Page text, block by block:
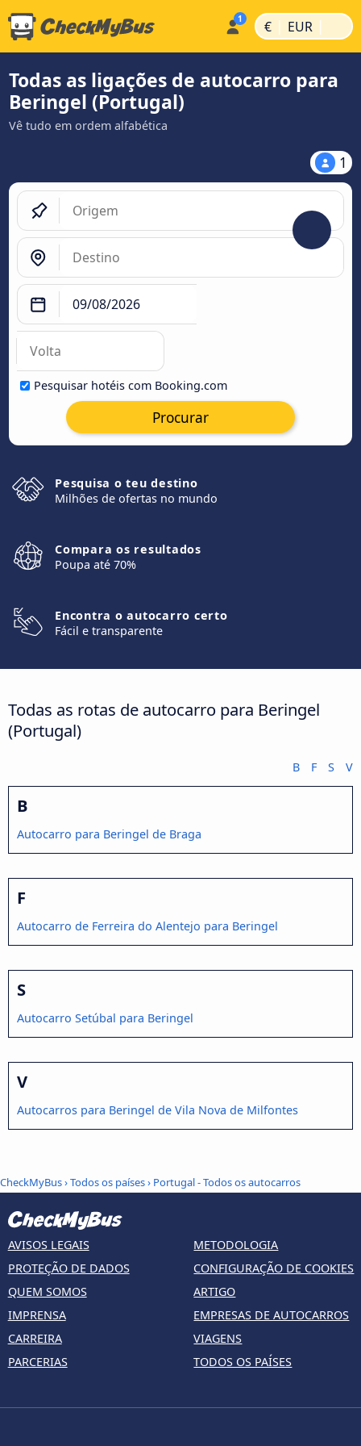
€ | EUR |
Todas as ligações de autocarro para
Beringel (Portugal)
Vê tudo em ordem alfabética
1
Pesquisar hotéis com Booking.com
Procurar
Pesquisa o teu destino
Milhões de ofertas no mundo
Compara os resultados
Poupa até 70%
Encontra o autocarro certo
Fácil e transparente
Todas as rotas de autocarro para Beringel
(Portugal)
B F S V
B
Autocarro para Beringel de Braga
F
Autocarro de Ferreira do Alentejo para Beringel
S
Autocarro Setúbal para Beringel
V
Autocarros para Beringel de Vila Nova de Milfontes
CheckMyBus›Todos os países› Portugal - Todos os autocarros
AVISOS LEGAIS
PROTEÇÃO DE DADOS
QUEM SOMOS
IMPRENSA
CARREIRA
PARCERIAS
METODOLOGIA
CONFIGURAÇÃO DE COOKIES
ARTIGO
EMPRESAS DE AUTOCARROS
VIAGENS
TODOS OS PAÍSES